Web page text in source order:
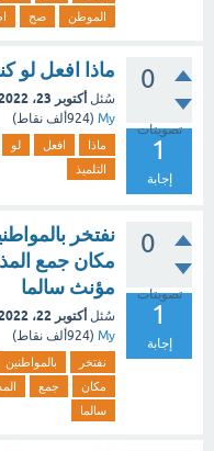
الموطن
صح
0
تصويتات
1
إجابة
ماذا افعل لو
سُئل أكتوبر 23، 2022
My
(924ألف نقاط)
ماذا افعل لو
التلميذ
0
تصويتات
1
إجابة
نفتخر
مكان جمع
مؤنث سالما
سُئل أكتوبر 22، 2022
My
(924ألف نقاط)
نفتخر بالمواطنين
مكان
جمع
سالما